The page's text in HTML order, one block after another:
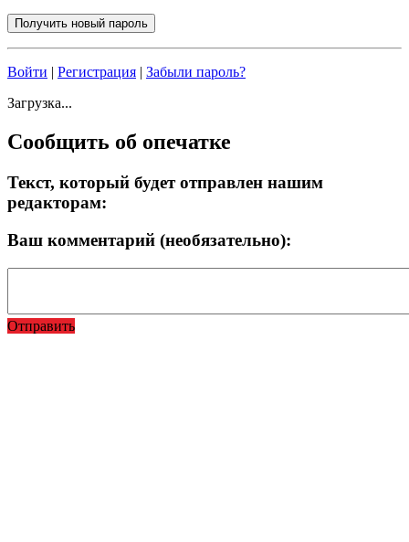
Войти | Регистрация | Забыли пароль?
Загрузка...
Сообщить об опечатке
Текст, который будет отправлен нашим
редакторам:
Ваш комментарий (необязательно):
Отправить